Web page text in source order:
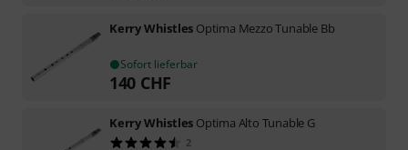
Kerry Whistles Optima Mezzo Tunable Bb
Sofort lieferbar
140 CHF
Kerry Whistles Optima Alto Tunable G
2